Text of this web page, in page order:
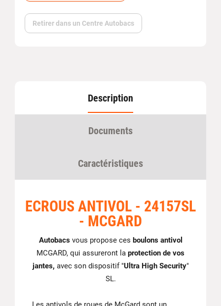
Retirer dans un Centre Autobacs
Description
Documents
Caractéristiques
ECROUS ANTIVOL - 24157SL
- MCGARD
Autobacsvous propose ces boulons antivol
MCGARD, qui assureront la protection de vos
jantes, avec son dispositif "Ultra High Security"
SL.